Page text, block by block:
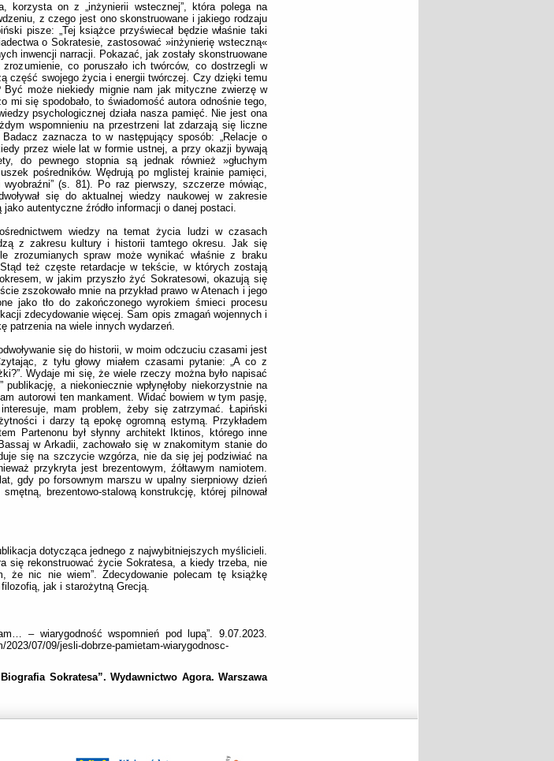
korzysta on z „inżynierii wstecznej”, która polega na
z czego jest ono skonstruowane i jakiego rodzaju
pisze: „Tej książce przyświecał będzie właśnie taki
o Sokratesie, zastosować »inżynierię wsteczną«
inwencji narracji. Pokazać, jak zostały skonstruowane
co poruszało ich twórców, co dostrzegli w
część swojego życia i energii twórczej. Czy dzięki temu
Być może niekiedy mignie nam jak mityczne zwierzę w
mi się spodobało, to świadomość autora odnośnie tego,
psychologicznej działa nasza pamięć. Nie jest ona
wspomnieniu na przestrzeni lat zdarzają się liczne
zaznacza to w następujący sposób: „Relacje o
przez wiele lat w formie ustnej, a przy okazji bywają
do pewnego stopnia są jednak również »głuchym
pośredników. Wędrują po mglistej krainie pamięci,
(s. 81). Po raz pierwszy, szczerze mówiąc,
się do aktualnej wiedzy naukowej w zakresie
autentyczne źródło informacji o danej postaci.
wiedzy na temat życia ludzi w czasach
z zakresu kultury i historii tamtego okresu. Jak się
zrozumianych spraw może wynikać właśnie z braku
też częste retardacje w tekście, w których zostają
w jakim przyszło żyć Sokratesowi, okazują się
zszokowało mnie na przykład prawo w Atenach i jego
jako tło do zakończonego wyrokiem śmieci procesu
zdecydowanie więcej. Sam opis zmagań wojennych i
patrzenia na wiele innych wydarzeń.
się do historii, w moim odczuciu czasami jest
z tyłu głowy miałem czasami pytanie: „A co z
Wydaje mi się, że wiele rzeczy można było napisać
publikację, a niekoniecznie wpłynęłoby niekorzystnie na
autorowi ten mankament. Widać bowiem w tym pasję,
mam problem, żeby się zatrzymać. Łapiński
i darzy tą epokę ogromną estymą. Przykładem
Partenonu był słynny architekt Iktinos, którego inne
w Arkadii, zachowało się w znakomitym stanie do
się na szczycie wzgórza, nie da się jej podziwiać na
przykryta jest brezentowym, źółtawym namiotem.
gdy po forsownym marszu w upalny sierpniowy dzień
brezentowo-stalową konstrukcję, której pilnował
dotycząca jednego z najwybitniejszych myślicieli.
się rekonstruować życie Sokratesa, a kiedy trzeba, nie
że nic nie wiem”. Zdecydowanie polecam tę książkę
jak i starożytną Grecją.
– wiarygodność wspomnień pod lupą”. 9.07.2023.
07/09/jesli-dobrze-pamietam-wiarygodnosc-
Sokratesa”. Wydawnictwo Agora. Warszawa